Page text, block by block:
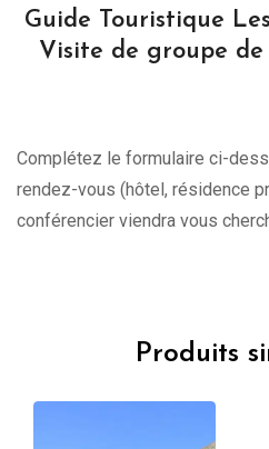
Guide Touristique
Visite de groupe de
Complétez le formulaire ci-
rendez-vous (hôtel, résidence
conférencier viendra vous
Produits